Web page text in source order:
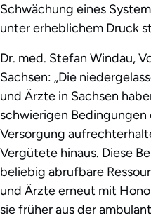
Schwächung eines
unter erheblichem Druck
Dr. med. Stefan Windau,
Sachsen: „Die
und Ärzte in Sachsen
schwierigen
Versorgung
Vergütete hinaus. Diese
beliebig abrufbare
und Ärzte erneut mit
sie früher aus der